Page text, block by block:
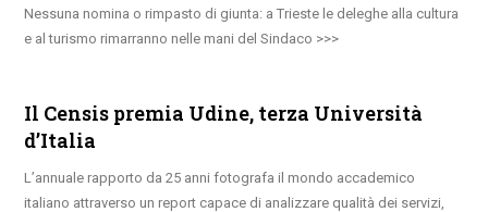
Nessuna nomina o rimpasto di giunta: a Trieste le deleghe alla cultura
e al turismo rimarranno nelle mani del Sindaco
Il Censis premia Udine, terza Università
d’Italia
L’annuale rapporto da 25 anni fotografa il mondo accademico
italiano attraverso un report capace di analizzare qualità dei servizi,